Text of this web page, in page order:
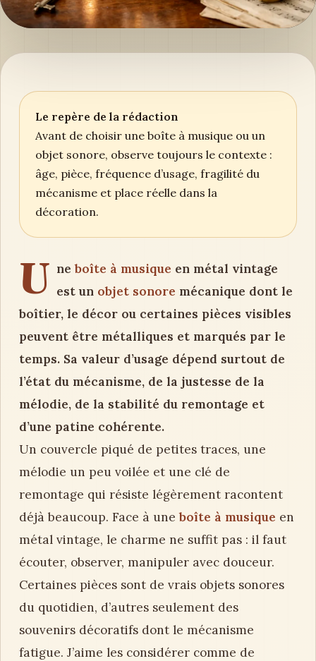
Le repère de la rédaction
Avant de choisir une boîte à musique ou un
objet sonore, observe toujours le contexte :
âge, pièce, fréquence d’usage, fragilité du
mécanisme et place réelle dans la
décoration.
U neboîte à musique en métal vintage
est un objet sonore mécanique dont le
boîtier, le décor ou certaines pièces visibles
peuvent être métalliques et marqués par le
temps. Sa valeur d’usage dépend surtout de
l’état du mécanisme, de la justesse de la
mélodie, de la stabilité du remontage et
d’une patine cohérente.
Un couvercle piqué de petites traces, une
mélodie un peu voilée et une clé de
remontage qui résiste légèrement racontent
déjà beaucoup. Face à uneboîte à musique en
métal vintage, le charme ne suffit pas : il faut
écouter, observer, manipuler avec douceur.
Certaines pièces sont de vrais objets sonores
du quotidien, d’autres seulement des
souvenirs décoratifs dont le mécanisme
fatigue. J’aime les considérer comme de